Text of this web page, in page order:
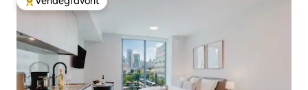
Kiemelt vendégfavorit